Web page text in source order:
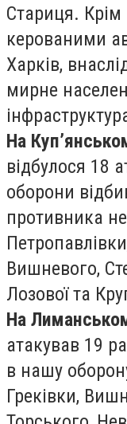
Стариця. Крім
керованими
Харків,
мирне
На
відбулося 18
оборони
противника
Вишневого,
Лозової та
На
атакував 19
в нашу
Греківки,